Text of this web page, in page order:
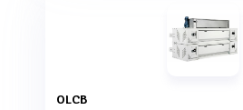
OLCB